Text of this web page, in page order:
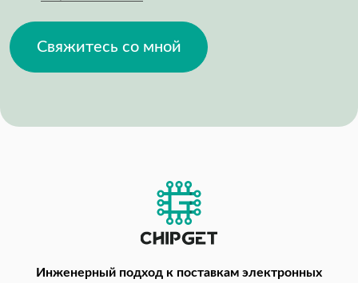
Свяжитесь со мной
Инженерный подход к поставкам электронных